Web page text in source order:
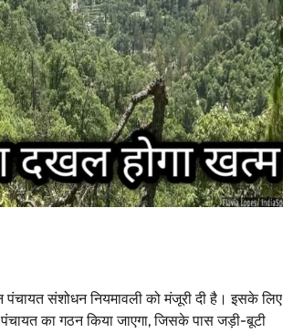
संशोधन नियमावली को मंजूरी दी है। इसके लिए
का गठन किया जाएगा, जिसके पास जड़ी-बूटी